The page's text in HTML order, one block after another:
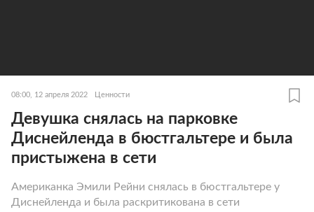
08:00, 12 апреля 2022 Ценности
Девушка снялась на парковке
Диснейленда в бюстгальтере и была
пристыжена в сети
Американка Эмили Рейни снялась в бюстгальтере у
Диснейленда и была раскритикована в сети